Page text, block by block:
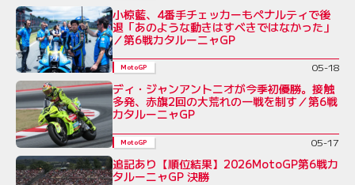
小椋藍、4番手チェッカーもペナルティで後
退「あのような動きはすべきではなかった」
／第6戦カタルーニャGP
MotoGP 05-18
ディ・ジャンアントニオが今季初優勝。接触
多発、赤旗2回の大荒れの一戦を制す／第6戦
カタルーニャGP
MotoGP 05-17
追記あり【順位結果】2026MotoGP第6戦カ
タルーニャGP 決勝